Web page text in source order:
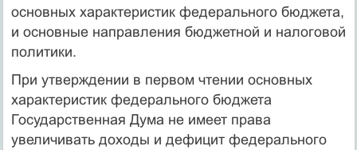
основных характеристик федерального бюджета,
и основные направления бюджетной и налоговой
политики.
При утверждении в первом чтении основных
характеристик федерального бюджета
Государственная Дума не имеет права
увеличивать доходы и дефицит федерального